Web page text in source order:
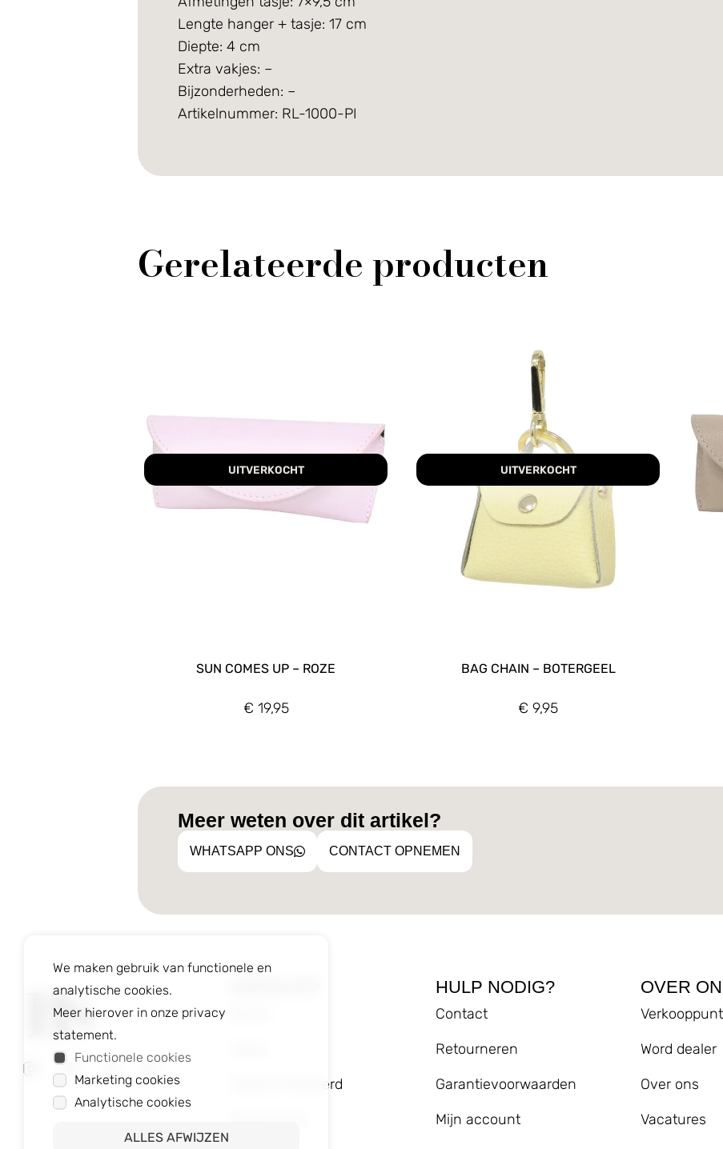
Lengte hanger + tasje: 17 cm
Diepte: 4 cm
Extra vakjes: –
Bijzonderheden: –
Artikelnummer: RL-1000-PI
Gerelateerde producten
UITVERKOCHT
SUN COMES UP – ROZE
€ 19,95
UITVERKOCHT
BAG CHAIN – BOTERGEEL
€ 9,95
Meer weten over dit artikel?
WHATSAPP ONS CONTACT OPNEMEN
Gepersonaliseerd
HULP NODIG?
Contact
Retourneren
Garantievoorwaarden
Mijn account
OVER
Word dealer
Over ons
Vacatures
We maken gebruik van functionele en
analytische cookies.
Meer hierover in onze privacy
statement.
Functionele cookies
Marketing cookies
Analytische cookies
ALLES AFWIJZEN